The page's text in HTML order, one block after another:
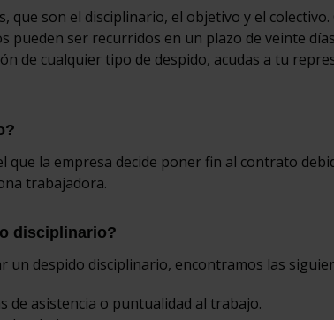
que son el disciplinario, el objetivo y el
pueden ser recurridos en un plazo de veinte
de cualquier tipo de despido, acudas a tu
que la empresa decide poner fin al contrato
trabajadora.
disciplinario?
un despido disciplinario, encontramos las
de asistencia o puntualidad al trabajo.